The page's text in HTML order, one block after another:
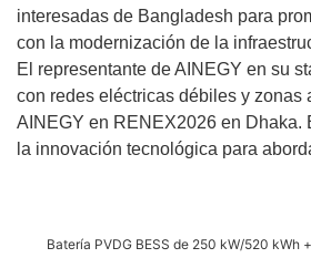
interesadas de Bangladesh para
con la modernización de la
El representante de AINEGY en su
con redes eléctricas débiles y
AINEGY en RENEX2026 en Dhaka.
la innovación tecnológica para
Batería PVDG BESS de 250 kW/520 kWh